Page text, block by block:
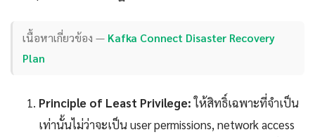
เนื้อหาเกี่ยวข้อง — Kafka Connect Disaster Recovery
Plan
Principle of Least Privilege:ให้สิทธิ์เฉพาะที่จำเป็น
เท่านั้นไม่ว่าจะเป็น user permissions, network access